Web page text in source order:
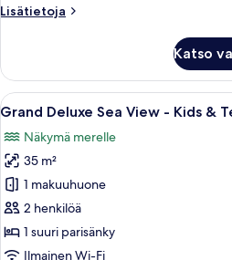
&
Free
kuvat
Lisätietoja
Lisätietoja
Family
Room
-
&
Teens
Stay
Free
Katso
Avaa
kaikki
huonetyypin
Grand
Deluxe
Sea
View
-
7
Grand Deluxe Sea View - Kids &
Näkymä merelle
35 m²
1 makuuhuone
2 henkilöä
1 suuri parisänky
Ilmainen Wi-Fi